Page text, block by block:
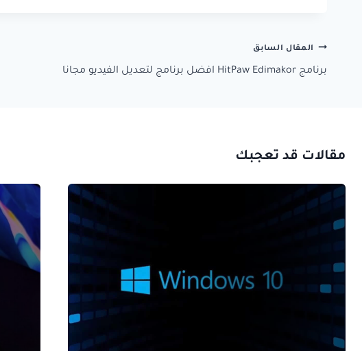
تصفّح
المقالات
المقال السابق
برنامج HitPaw Edimakor افضل برنامج لتعديل الفيديو مجانا
مقالات قد تعجبك